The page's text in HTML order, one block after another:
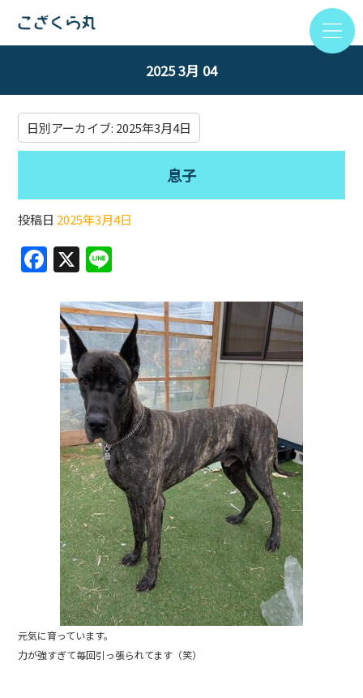
2025 3月 04
日別アーカイブ: 2025年3月4日
息子
投稿日 2025年3月4日
F
c
e
b
o
o
k
X
e
元気に育っています。
力が強すぎて毎回引っ張られてます（笑）